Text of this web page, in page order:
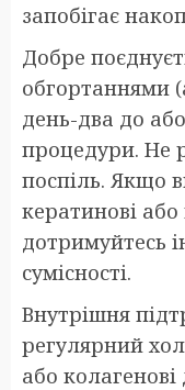
запобігає
Добре
обгортаннями
день-два до
процедури. Не
поспіль. Якщо
кератинові
дотримуйтесь
сумісності.
Внутрішня
регулярний
або